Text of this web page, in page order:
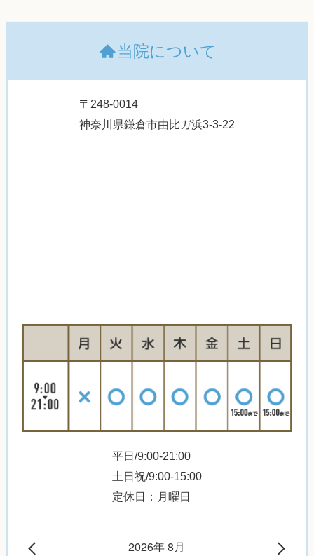
当院について
〒248-0014
神奈川県鎌倉市由比ガ浜3-3-22
平日/9:00-21:00
土日祝/9:00-15:00
定休日：月曜日
2026年 8月